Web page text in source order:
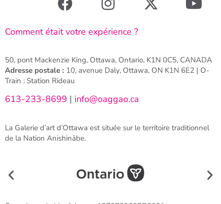
Comment était votre expérience ?
50, pont Mackenzie King, Ottawa, Ontario, K1N 0C5, CANADA
Adresse postale : 10, avenue Daly, Ottawa, ON K1N 6E2 | O-
Train : Station Rideau
613-233-8699 | info@oaggao.ca
La Galerie d’art d’Ottawa est située sur le territoire traditionnel
de la Nation Anishinābe.